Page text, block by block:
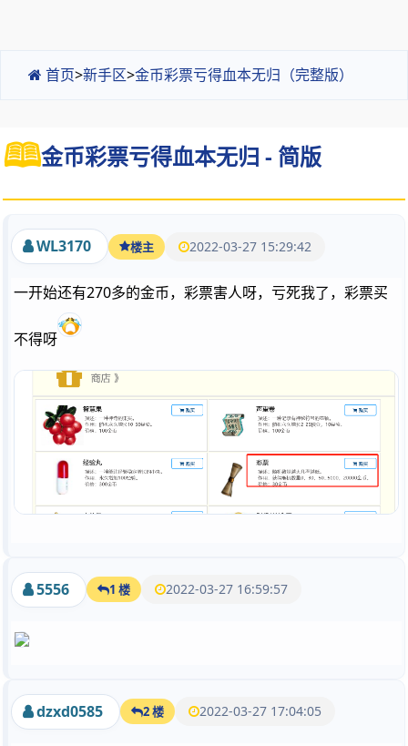
首页>新手区>金币彩票亏得血本无归（完整版）
金币彩票亏得血本无归 - 简版
WL3170 楼主 2022-03-27 15:29:42
一开始还有270多的金币，彩票害人呀，亏死我了，彩票买
不得呀
5556 1 楼 2022-03-27 16:59:57
dzxd0585 2 楼 2022-03-27 17:04:05